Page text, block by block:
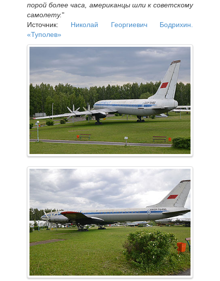
порой более часа, американцы шли к советскому
самолету."
Источник: Николай Георгиевич Бодрихин.
«Туполев»